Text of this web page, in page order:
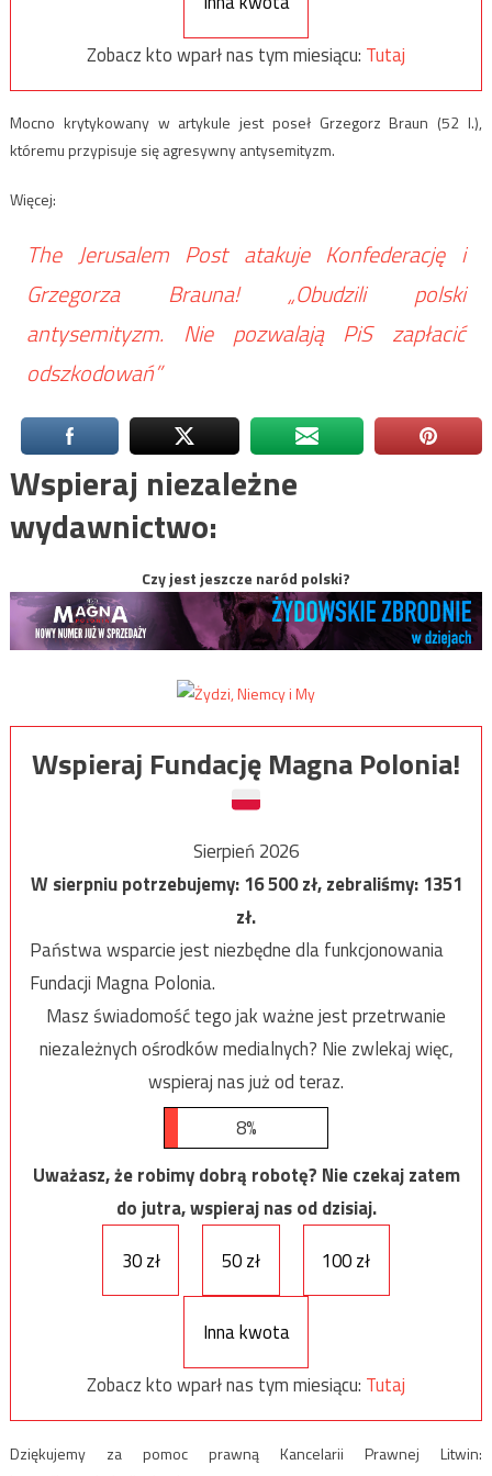
Zobacz kto wparł nas tym miesiącu: Tutaj
Mocno krytykowany w artykule jest poseł Grzegorz Braun (52 l.),
któremu przypisuje się agresywny antysemityzm.
Więcej:
The Jerusalem Post atakuje Konfederację i
Grzegorza Brauna! „Obudzili polski
antysemityzm. Nie pozwalają PiS zapłacić
odszkodowań”
Wspieraj niezależne
wydawnictwo:
Czy jest jeszcze naród polski?
Wspieraj Fundację Magna Polonia!
Sierpień 2026
W sierpniu potrzebujemy:16 500zł, zebraliśmy:1351
zł.
Państwa wsparcie jest niezbędne dla funkcjonowania
Fundacji Magna Polonia.
Masz świadomość tego jak ważne jest przetrwanie
niezależnych ośrodków medialnych? Nie zwlekaj więc,
wspieraj nas już od teraz.
8%
Uważasz, że robimy dobrą robotę? Nie czekaj zatem
do jutra, wspieraj nas od dzisiaj.
30 zł
50 zł 100 zł
Inna kwota
Zobacz kto wparł nas tym miesiącu: Tutaj
Dziękujemy za pomoc prawną Kancelarii Prawnej Litwin: